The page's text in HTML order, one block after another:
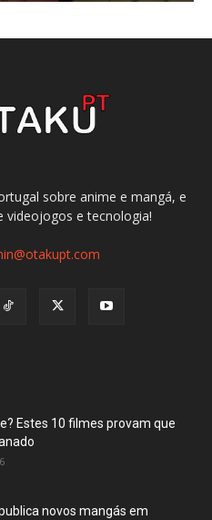
sobre anime e mangá, e
e tecnologia!
Estes 10 filmes provam que
novos mangás em